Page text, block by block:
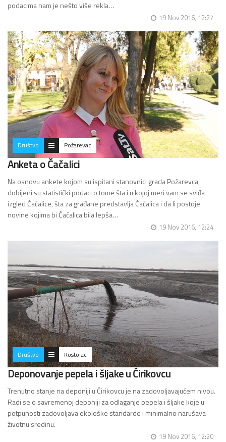
podacima nam je nešto više rekla…
19 Nov 2016, 12:27
Društvo Požarevac
Anketa o Čačalici
Na osnovu ankete kojom su ispitani stanovnici grada Požarevca,
dobijeni su statistički podaci o tome šta i u kojoj meri vam se sviđa
izgled Čačalice, šta za građane predstavlja Čačalica i da li postoje
novine kojima bi Čačalica bila lepša…
19 Nov 2016, 12:24
Društvo Kostolac
Deponovanje pepela i šljake u Ćirikovcu
Trenutno stanje na deponiji u Ćirikovcu je na zadovoljavajućem nivou.
Radi se o savremenoj deponiji za odlaganje pepela i šljake koje u
potpunosti zadovoljava ekološke standarde i minimalno narušava
životnu sredinu.
19 Nov 2016, 12:20